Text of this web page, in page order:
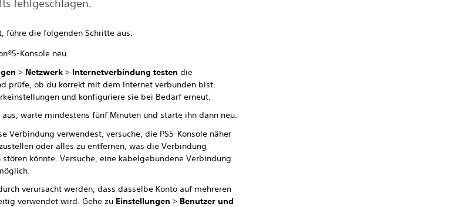
fehlgeschlagen.
führe die folgenden Schritte aus:
Konsole neu.
> Netzwerk > Internetverbindung testen die
prüfe, ob du korrekt mit dem Internet verbunden bist.
und konfiguriere sie bei Bedarf erneut.
aus, warte mindestens fünf Minuten und starte ihn dann neu.
Verbindung verwendest, versuche, die PS5-Konsole näher
oder alles zu entfernen, was die Verbindung
stören könnte. Versuche, eine kabelgebundene Verbindung
verursacht werden, dass dasselbe Konto auf mehreren
verwendet wird. Gehe zu Einstellungen > Benutzer und